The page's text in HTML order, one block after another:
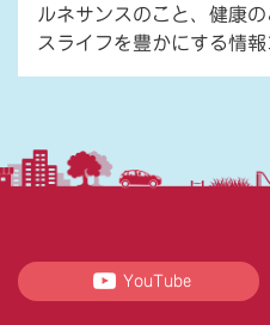
ルネサンスのこと、健康
スライフを豊かにする情報
YouTube